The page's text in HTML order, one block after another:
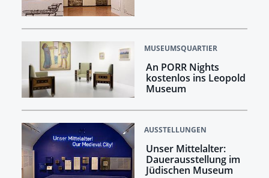
MUSEUMSQUARTIER
An PORR Nights
kostenlos ins Leopold
Museum
AUSSTELLUNGEN
Unser Mittelalter:
Dauerausstellung im
Jüdischen Museum